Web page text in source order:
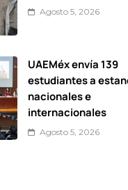
Agosto 5, 2026
UAEMéx envía 139
estudiantes a
nacionales e
internacionales
Agosto 5, 2026